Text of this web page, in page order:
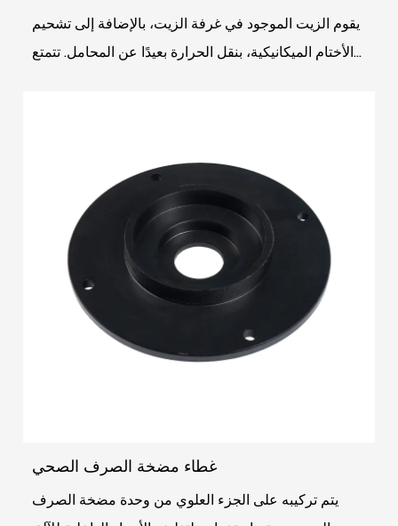
يقوم الزيت الموجود في غرفة الزيت، بالإضافة إلى تشحيم
الأختام الميكانيكية، بنقل الحرارة بعيدًا عن المحامل. تتمتع
غطاء مضخة الصرف الصحي
يتم تركيبه على الجزء العلوي من وحدة مضخة الصرف